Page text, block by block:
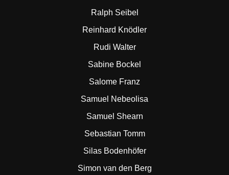
Ralph Seibel
Reinhard Knödler
Rudi Walter
Sabine Bockel
Salome Franz
Samuel Nebeolisa
Samuel Shearn
Sebastian Tomm
Silas Bodenhöfer
Simon van den Berg